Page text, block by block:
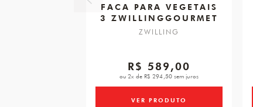
FACA PARA VEGETAIS
3 ZWILLINGGOURMET
ZWILLING
R$ 589,00
ou 2x de R$ 294,50 sem juros
VER PRODUTO